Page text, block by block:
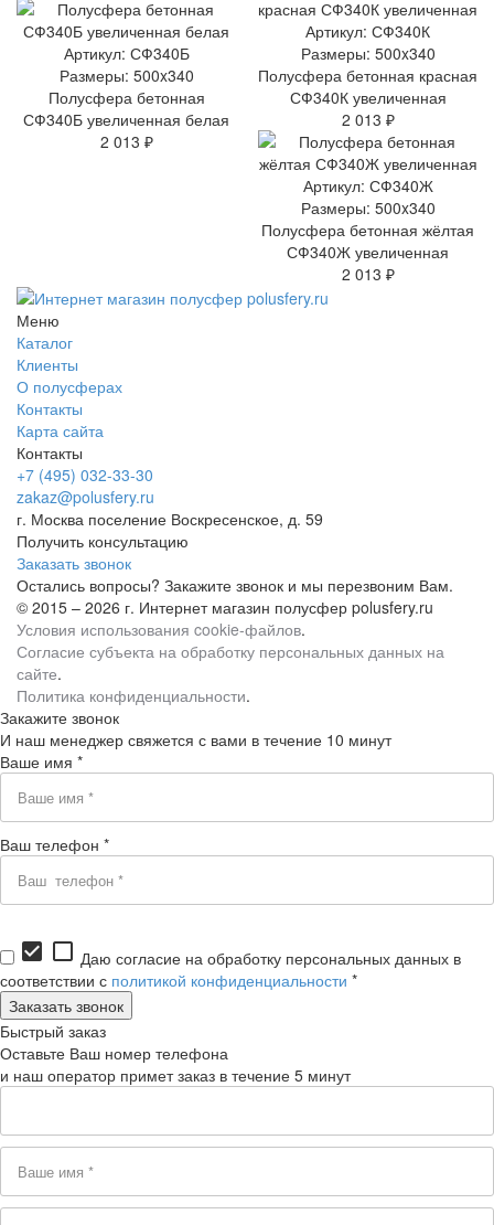
Артикул: СФ340Б
Размеры: 500x340
Полусфера бетонная
СФ340Б увеличенная белая
2 013 ₽
Артикул: СФ340К
Размеры: 500x340
Полусфера бетонная красная
СФ340К увеличенная
2 013 ₽
Артикул: СФ340Ж
Размеры: 500x340
Полусфера бетонная жёлтая
СФ340Ж увеличенная
2 013 ₽
Меню
Каталог
Клиенты
О полусферах
Контакты
Карта сайта
Контакты
+7 (495) 032-33-30
zakaz@polusfery.ru
г. Москва поселение Воскресенское, д. 59
Получить консультацию
Заказать звонок
Остались вопросы? Закажите звонок и мы перезвоним Вам.
© 2015 – 2026 г. Интернет магазин полусфер polusfery.ru
Условия использования cookie-файлов.
Согласие субъекта на обработку персональных данных на
сайте.
Политика конфиденциальности.
Закажите звонок
И наш менеджер свяжется с вами в течение 10 минут
Ваше имя *
Ваш телефон *
check_box check_box_outline_blank Даю согласие на обработку персональных данных в
соответствии с политикой конфиденциальности *
Быстрый заказ
Оставьте Ваш номер телефона
и наш оператор примет заказ в течение 5 минут